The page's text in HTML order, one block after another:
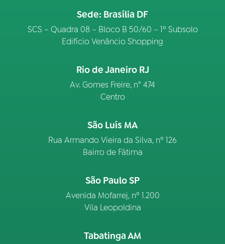
Sede: Brasília DF
SCS – Quadra 08 – Bloco B 50/60 – 1º Subsolo
Edifício Venâncio Shopping
Rio de Janeiro RJ
Av. Gomes Freire, n° 474
Centro
São Luís MA
Rua Armando Vieira da Silva, nº 126
Bairro de Fátima
São Paulo SP
Avenida Mofarrej, nº 1.200
Vila Leopoldina
Tabatinga AM